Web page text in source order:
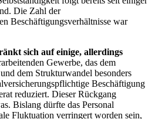
Die Zahl der
Beschäftigungsverhältnisse war
sich auf einige, allerdings
Gewerbe, das dem
dem Strukturwandel besonders
Beschäftigung
reduziert. Dieser Rückgang
Bislang dürfte das Personal
Fluktuation verringert worden sein,